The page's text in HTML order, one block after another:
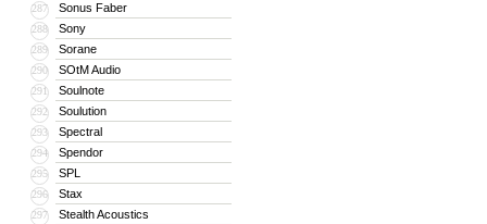
287 Sonus Faber
288 Sony
289 Sorane
290 SOtM Audio
291 Soulnote
292 Soulution
293 Spectral
294 Spendor
295 SPL
296 Stax
297 Stealth Acoustics